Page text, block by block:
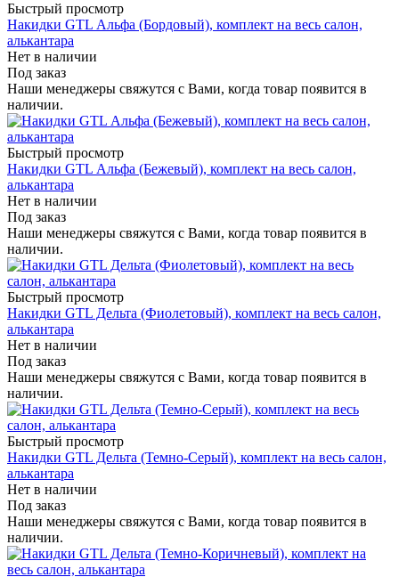
Быстрый просмотр
Накидки GTL Альфа (Бордовый), комплект на весь салон,
алькантара
Нет в наличии
Под заказ
Наши менеджеры свяжутся с Вами, когда товар появится в
наличии.
Быстрый просмотр
Накидки GTL Альфа (Бежевый), комплект на весь салон,
алькантара
Нет в наличии
Под заказ
Наши менеджеры свяжутся с Вами, когда товар появится в
наличии.
Быстрый просмотр
Накидки GTL Дельта (Фиолетовый), комплект на весь салон,
алькантара
Нет в наличии
Под заказ
Наши менеджеры свяжутся с Вами, когда товар появится в
наличии.
Быстрый просмотр
Накидки GTL Дельта (Темно-Серый), комплект на весь салон,
алькантара
Нет в наличии
Под заказ
Наши менеджеры свяжутся с Вами, когда товар появится в
наличии.